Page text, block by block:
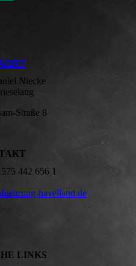
Niecke
Straße 8
442 656 1
havelland.de
LINKS